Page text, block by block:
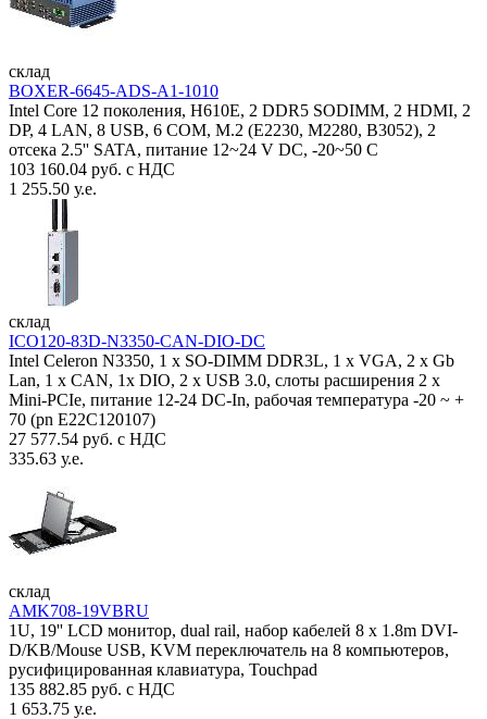
склад
BOXER-6645-ADS-A1-1010
Intel Core 12 поколения, H610E, 2 DDR5 SODIMM, 2 HDMI, 2
DP, 4 LAN, 8 USB, 6 COM, M.2 (E2230, M2280, B3052), 2
отсека 2.5'' SATA, питание 12~24 V DC, -20~50 C
103 160.04 руб. с НДС
1 255.50 у.е.
склад
ICO120-83D-N3350-CAN-DIO-DC
Intel Celeron N3350, 1 х SO-DIMM DDR3L, 1 х VGA, 2 x Gb
Lan, 1 х CAN, 1x DIO, 2 х USB 3.0, слоты расширения 2 x
Mini-PCIe, питание 12-24 DC-In, рабочая температура -20 ~ +
70 (pn E22C120107)
27 577.54 руб. с НДС
335.63 у.е.
склад
AMK708-19VBRU
1U, 19'' LCD монитор, dual rail, набор кабелей 8 x 1.8m DVI-
D/KB/Mouse USB, KVM переключатель на 8 компьютеров,
русифицированная клавиатура, Touchpad
135 882.85 руб. с НДС
1 653.75 у.е.